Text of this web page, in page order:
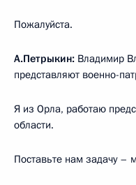
Пожалуйста.
А.Петрыкин: Владимир
представляют военно-
Я из Орла, работаю
области.
Поставьте нам задачу –